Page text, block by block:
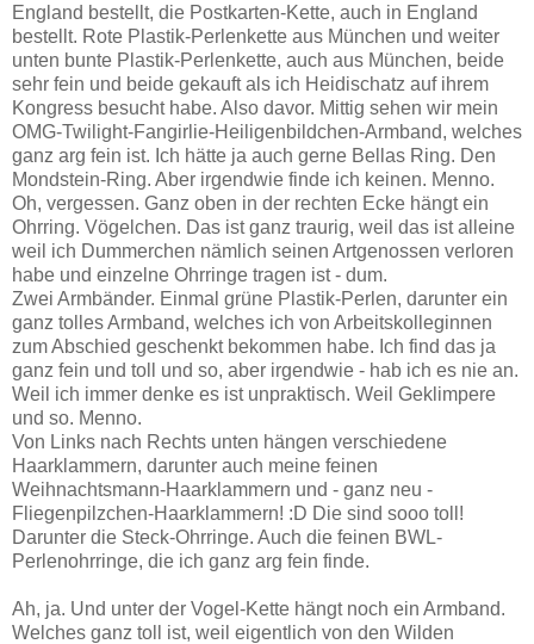
England bestellt, die Postkarten-Kette, auch in England
bestellt. Rote Plastik-Perlenkette aus München und weiter
unten bunte Plastik-Perlenkette, auch aus München, beide
sehr fein und beide gekauft als ich Heidischatz auf ihrem
Kongress besucht habe. Also davor. Mittig sehen wir mein
OMG-Twilight-Fangirlie-Heiligenbildchen-Armband, welches
ganz arg fein ist. Ich hätte ja auch gerne Bellas Ring. Den
Mondstein-Ring. Aber irgendwie finde ich keinen. Menno.
Oh, vergessen. Ganz oben in der rechten Ecke hängt ein
Ohrring. Vögelchen. Das ist ganz traurig, weil das ist alleine
weil ich Dummerchen nämlich seinen Artgenossen verloren
habe und einzelne Ohrringe tragen ist - dum.
Zwei Armbänder. Einmal grüne Plastik-Perlen, darunter ein
ganz tolles Armband, welches ich von Arbeitskolleginnen
zum Abschied geschenkt bekommen habe. Ich find das ja
ganz fein und toll und so, aber irgendwie - hab ich es nie an.
Weil ich immer denke es ist unpraktisch. Weil Geklimpere
und so. Menno.
Von Links nach Rechts unten hängen verschiedene
Haarklammern, darunter auch meine feinen
Weihnachtsmann-Haarklammern und - ganz neu -
Fliegenpilzchen-Haarklammern! :D Die sind sooo toll!
Darunter die Steck-Ohrringe. Auch die feinen BWL-
Perlenohrringe, die ich ganz arg fein finde.
Ah, ja. Und unter der Vogel-Kette hängt noch ein Armband.
Welches ganz toll ist, weil eigentlich von den Wilden